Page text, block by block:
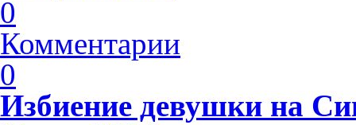
0
Комментарии
0
Избиение девушки на